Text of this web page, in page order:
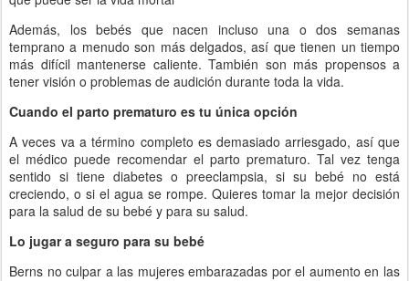
Además, los bebés que nacen incluso una o dos semanas
temprano a menudo son más delgados, así que tienen un tiempo
más difícil mantenerse caliente. También son más propensos a
tener visión o problemas de audición durante toda la vida.
Cuando el parto prematuro es tu única opción
A veces va a término completo es demasiado arriesgado, así que
el médico puede recomendar el parto prematuro. Tal vez tenga
sentido si tiene diabetes o preeclampsia, si su bebé no está
creciendo, o si el agua se rompe. Quieres tomar la mejor decisión
para la salud de su bebé y para su salud.
Lo jugar a seguro para su bebé
Berns no culpar a las mujeres embarazadas por el aumento en las